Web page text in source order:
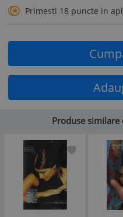
Primesti 18 puncte in
Produse similare